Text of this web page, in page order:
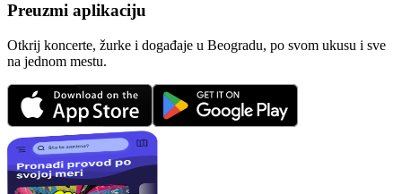
Preuzmi aplikaciju
Otkrij koncerte, žurke i događaje u Beogradu, po svom ukusu i sve
na jednom mestu.